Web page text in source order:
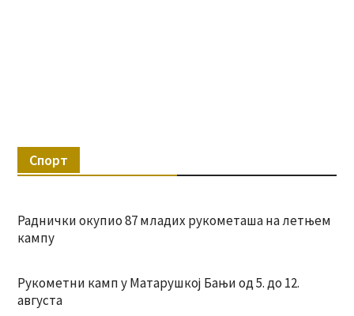
Спорт
Раднички окупио 87 младих рукометаша на летњем
кампу
Рукометни камп у Матарушкој Бањи од 5. до 12.
августа